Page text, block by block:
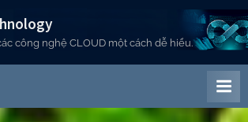
công nghệ CLOUD một cách dễ hiểu.